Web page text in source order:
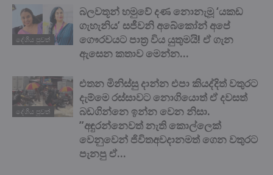
දේශිය පුවත්
බලවතූන් හමුවේ දණ නොනැමූ ‘යකඩ
ගැහැනිය’ සජීවනි අබේකෝන් අපේ
ගෞරවයට පාත්‍ර විය යුතුමයි! ඒ ගැන
ඇසෙන කතාව මෙන්න…
දේශිය පුවත්
එතන මිනිස්සු දාන්න එපා කියද්දිත් වතුරට
දැම්මෙ රස්සාවට නොගියොත් ඒ දවසත්
බඩගින්නෙ ඉන්න වෙන නිසා.
”අඳුරන්නෙවත් නැති කොල්ලෙක්
වෙනුවෙන් ජිවිතඅවදානමත් ගෙන වතුරට
පැනපු ඒ...